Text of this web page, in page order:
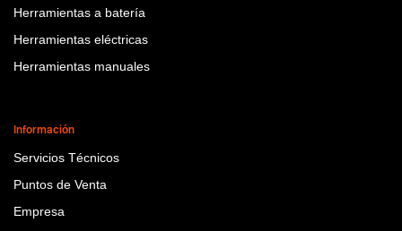
Herramientas a batería
Herramientas eléctricas
Herramientas manuales
Información
Servicios Técnicos
Puntos de Venta
Empresa